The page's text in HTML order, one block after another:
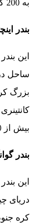
به 200 کشور دنیا خدمات گسترده‌ای می‌دهد.
بندر
این
ساحل
بزرگ
بیش از 160 کشور ارتباط تجاری دارد.
بندر
این
دریای
کره